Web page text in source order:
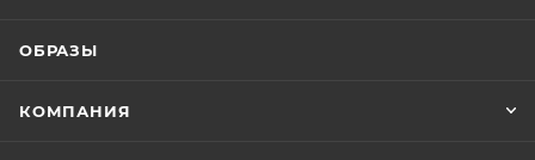
ОБРАЗЫ
КОМПАНИЯ